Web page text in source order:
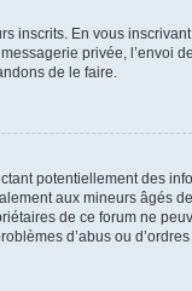
inscrits. En vous
privée, l’envoi
de le faire.
potentiellement des
aux mineurs âgés
de ce forum ne
d’abus ou